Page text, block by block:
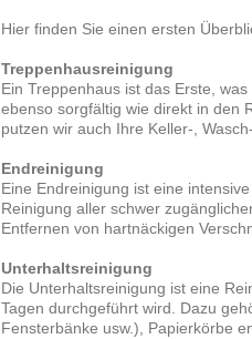
Hier finden Sie einen ersten
Treppenhausreinigung
Ein Treppenhaus ist das Erste,
ebenso sorgfältig wie direkt in den
putzen wir auch Ihre Keller-,
Endreinigung
Eine Endreinigung ist eine
Reinigung aller schwer
Entfernen von hartnäckigen
Unterhaltsreinigung
Die Unterhaltsreinigung ist eine
Tagen durchgeführt wird. Dazu
Fensterbänke usw.), Papierkörbe